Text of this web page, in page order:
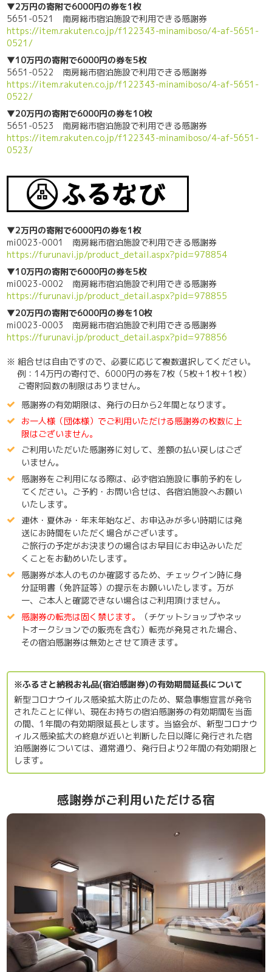
▼2万円の寄附で6000円の券を1枚
5651-0521 南房総市宿泊施設で利用できる感謝券
https://item.rakuten.co.jp/f122343-minamiboso/4-af-5651-
0521/
▼10万円の寄附で6000円の券を5枚
5651-0522 南房総市宿泊施設で利用できる感謝券
https://item.rakuten.co.jp/f122343-minamiboso/4-af-5651-
0522/
▼20万円の寄附で6000円の券を10枚
5651-0523 南房総市宿泊施設で利用できる感謝券
https://item.rakuten.co.jp/f122343-minamiboso/4-af-5651-
0523/
▼2万円の寄附で6000円の券を1枚
mi0023-0001 南房総市宿泊施設で利用できる感謝券
https://furunavi.jp/product_detail.aspx?pid=978854
▼10万円の寄附で6000円の券を5枚
mi0023-0002 南房総市宿泊施設で利用できる感謝券
https://furunavi.jp/product_detail.aspx?pid=978855
▼20万円の寄附で6000円の券を10枚
mi0023-0003 南房総市宿泊施設で利用できる感謝券
https://furunavi.jp/product_detail.aspx?pid=978856
※ 組合せは自由ですので、必要に応じて複数選択してください。
例：14万円の寄付で、6000円の券を7枚（5枚＋1枚＋1枚）
ご寄附回数の制限はありません。
感謝券の有効期限は、発行の日から2年間となります。
お一人様（団体様）でご利用いただける感謝券の枚数に上
限はございません。
ご利用いただいた感謝券に対して、差額の払い戻しはござ
いません。
感謝券をご利用になる際は、必ず宿泊施設に事前予約をし
てください。ご予約・お問い合せは、各宿泊施設へお願い
いたします。
連休・夏休み・年末年始など、お申込みが多い時期には発
送にお時間をいただく場合がございます。
ご旅行の予定がお決まりの場合はお早目にお申込みいただ
くことをお勧めいたします。
感謝券が本人のものか確認するため、チェックイン時に身
分証明書（免許証等）の提示をお願いいたします。万が
一、ご本人と確認できない場合はご利用頂けません。
感謝券の転売は固く禁じます。
（チケットショップやネッ
トオークションでの販売を含む）転売が発見された場合、
その宿泊感謝券は無効とさせて頂きます。
※ふるさと納税お礼品(宿泊感謝券)の有効期間延長について
新型コロナウイルス感染拡大防止のため、緊急事態宣言が発令
されたことに伴い、現在お持ちの宿泊感謝券の有効期間を当面
の間、1年間の有効期限延長とします。当協会が、新型コロナウ
ィルス感染拡大の終息が近いと判断した日以降に発行された宿
泊感謝券については、通常通り、発行日より2年間の有効期限と
します。
感謝券がご利用いただける宿